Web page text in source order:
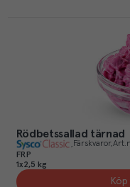
Rödbetssallad tärnad
Färskvaror
FRP
1x2,5 kg